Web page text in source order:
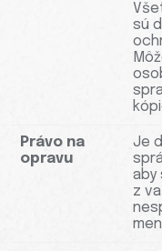
sú
Právo na
opravu
Je
aby
z